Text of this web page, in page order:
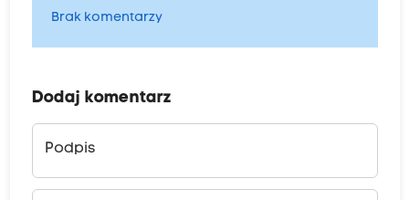
Brak komentarzy
Dodaj komentarz
Podpis